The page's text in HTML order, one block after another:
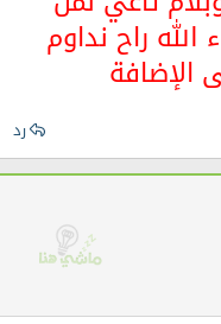
راح نداوم
الإضافة
رد